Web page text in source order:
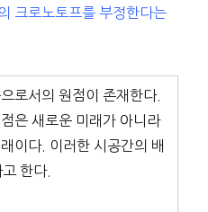
크로노토프를 부정한다는
로서의 원점이 존재한다.
은 새로운 미래가 아니라
이다. 이러한 시공간의 배
한다.